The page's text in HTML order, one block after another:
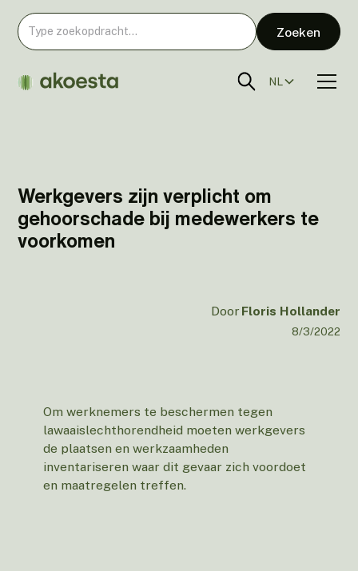
NL
Werkgevers zijn verplicht om
gehoorschade bij medewerkers te
voorkomen
DoorFloris Hollander
8/3/2022
Om werknemers te beschermen tegen
lawaaislechthorendheid moeten werkgevers
de plaatsen en werkzaamheden
inventariseren waar dit gevaar zich voordoet
en maatregelen treffen.